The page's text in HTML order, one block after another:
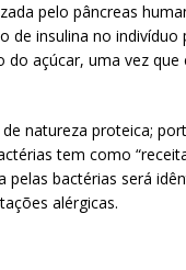
pelo pâncreas
de insulina no
açúcar, uma vez
natureza proteica;
tem como
pelas bactérias será
alérgicas.